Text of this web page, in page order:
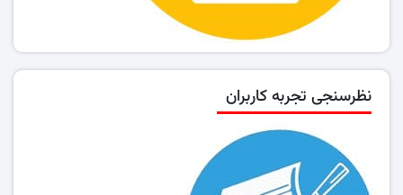
نظرسنجی تجربه کاربران